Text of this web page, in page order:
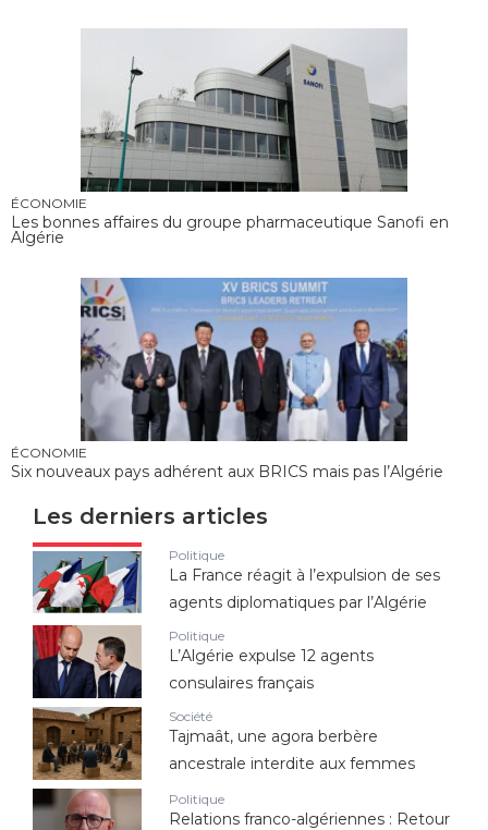
ÉCONOMIE
Les bonnes affaires du groupe pharmaceutique Sanofi en
Algérie
ÉCONOMIE
Six nouveaux pays adhérent aux BRICS mais pas l’Algérie
Les derniers articles
Politique
La France réagit à l’expulsion de ses
agents diplomatiques par l’Algérie
Politique
L’Algérie expulse 12 agents
consulaires français
Société
Tajmaât, une agora berbère
ancestrale interdite aux femmes
Politique
Relations franco-algériennes : Retour